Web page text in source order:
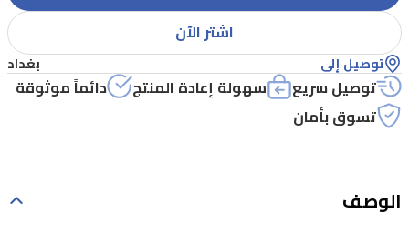
باللون
الأسود،
ميناء
أسود،
حركة
مقاومة
اشتر الآن
توصيل إلى بغداد
توصيل سريع سهولة إعادة المنتج
دائماً موثوقة
تسوق بأمان
الوصف